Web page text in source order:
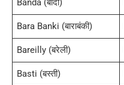
Bara Banki (बाराबंकी)
Bareilly (बरेली)
Basti (बस्ती)